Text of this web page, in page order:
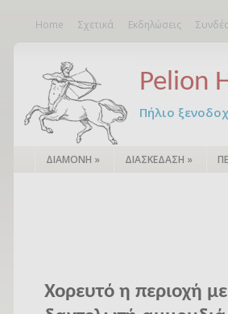
Home Σχετικά Εκδηλώσεις
Pelion
Πήλιο
ΔΙΑΜΟΝΗ » ΔΙΑΣΚΕΔΑΣΗ »
Χορευτό η περιοχή